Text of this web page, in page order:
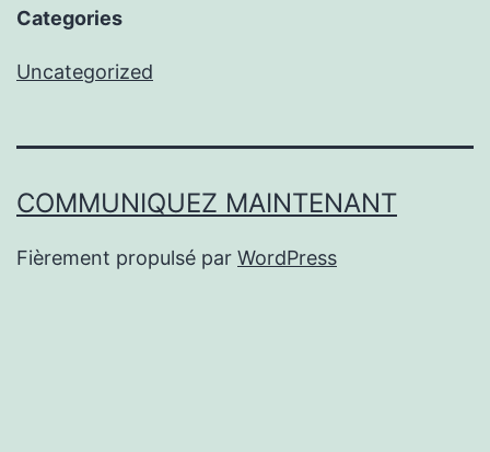
Categories
Uncategorized
COMMUNIQUEZ MAINTENANT
Fièrement propulsé par WordPress